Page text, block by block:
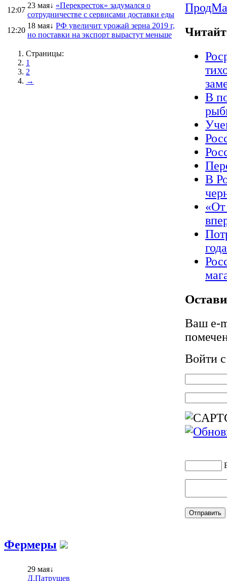
12:07
23 мая↓ «Перекресток» задумался о
сотрудничестве с сервисами доставки еды
12:20
18 мая↓ РФ увеличит урожай зерна 2019 г,
но поставки на экспорт вырастут меньше
Страницы:
1
2
→
В
В
Ваш e-
Войти
Фермеры
29 мая↓
Д.Патрушев